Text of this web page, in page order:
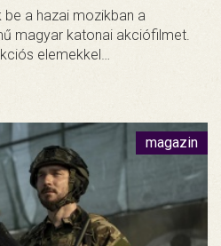
a hazai mozikban a
magyar katonai akciófilmet.
elemekkel…
magazin